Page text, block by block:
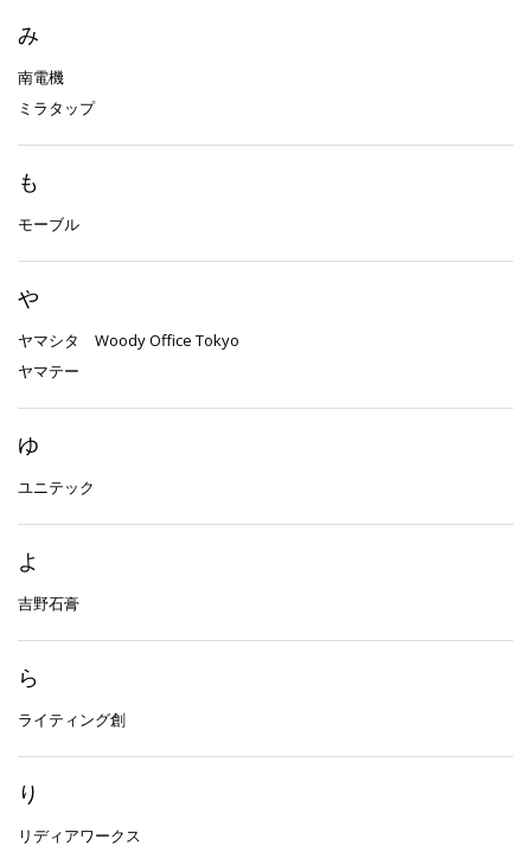
み
南電機
ミラタップ
も
モーブル
や
ヤマシタ Woody Office Tokyo
ヤマテー
ゆ
ユニテック
よ
吉野石膏
ら
ライティング創
り
リディアワークス